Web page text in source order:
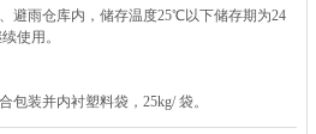
避雨仓库内，储存温度25℃以下储存期为24
使用。
包装并内衬塑料袋，25kg/ 袋。